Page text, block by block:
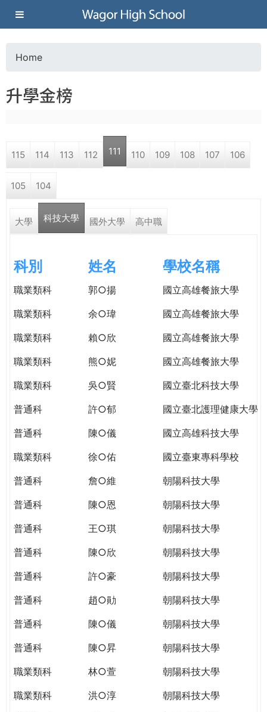
Jump to navigation
葳
格
高
學
格。
WAGOR
TODAY
THE
WORLD
PUTTING
YOU
THE
GLOBAL
CITIZENSHIP
o
a
r
e
e
r
e
Home
升學金榜
115 114 113 112 111 110 109 108 107 106
105 104
大學 科技大學 國外大學 高中職
科別 姓名 學校名稱
職業類科 郭○揚
國立高雄餐旅大學
職業類科
余○瑋
國立高雄餐旅大學
職業類科
賴○欣
國立高雄餐旅大學
職業類科
熊○妮
國立高雄餐旅大學
職業類科
吳○賢
國立臺北科技大學
普通科
許○郁
國立臺北護理健康大學
普通科
陳○儀
國立高雄科技大學
職業類科
徐○佑
國立臺東專科學校
普通科
詹○維
朝陽科技大學
普通科
陳○恩
朝陽科技大學
普通科
王○琪
朝陽科技大學
普通科
陳○欣
朝陽科技大學
普通科
許○豪
朝陽科技大學
普通科
趙○勛
朝陽科技大學
普通科
陳○儀
朝陽科技大學
普通科
陳○昇
朝陽科技大學
職業類科
林○萱
朝陽科技大學
職業類科
洪○淳
朝陽科技大學